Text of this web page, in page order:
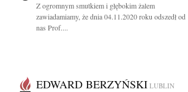
Z ogromnym smutkiem i głębokim żalem
zawiadamiamy, że dnia 04.11.2020 roku odszedł od
nas Prof....
EDWARD BERZYŃSKI LUBLIN